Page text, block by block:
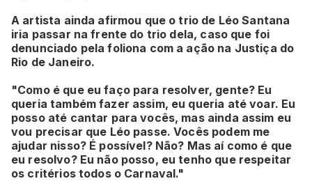
A artista ainda afirmou que o trio de Léo Santana
iria passar na frente do trio dela, caso que foi
denunciado pela foliona com a ação na Justiça do
Rio de Janeiro.
"Como é que eu faço para resolver, gente? Eu
queria também fazer assim, eu queria até voar. Eu
posso até cantar para vocês, mas ainda assim eu
vou precisar que Léo passe. Vocês podem me
ajudar nisso? É possível? Não? Mas aí como é que
eu resolvo? Eu não posso, eu tenho que respeitar
os critérios todos o Carnaval."